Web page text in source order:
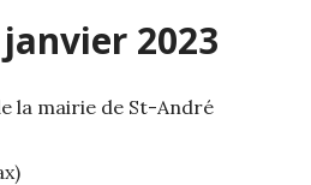
2023
la mairie de St-André